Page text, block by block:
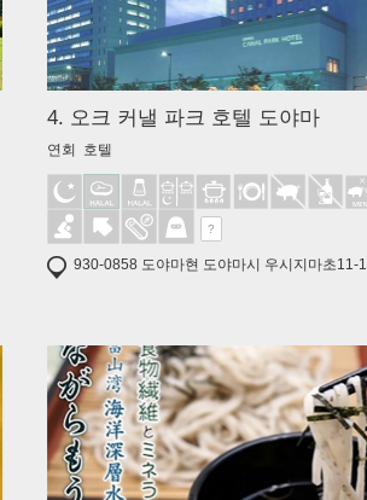
4. 오크 커낼 파크 호텔 도야마
연회 호텔
?
930-0858 도야마현 도야마시 우시지마초11-1